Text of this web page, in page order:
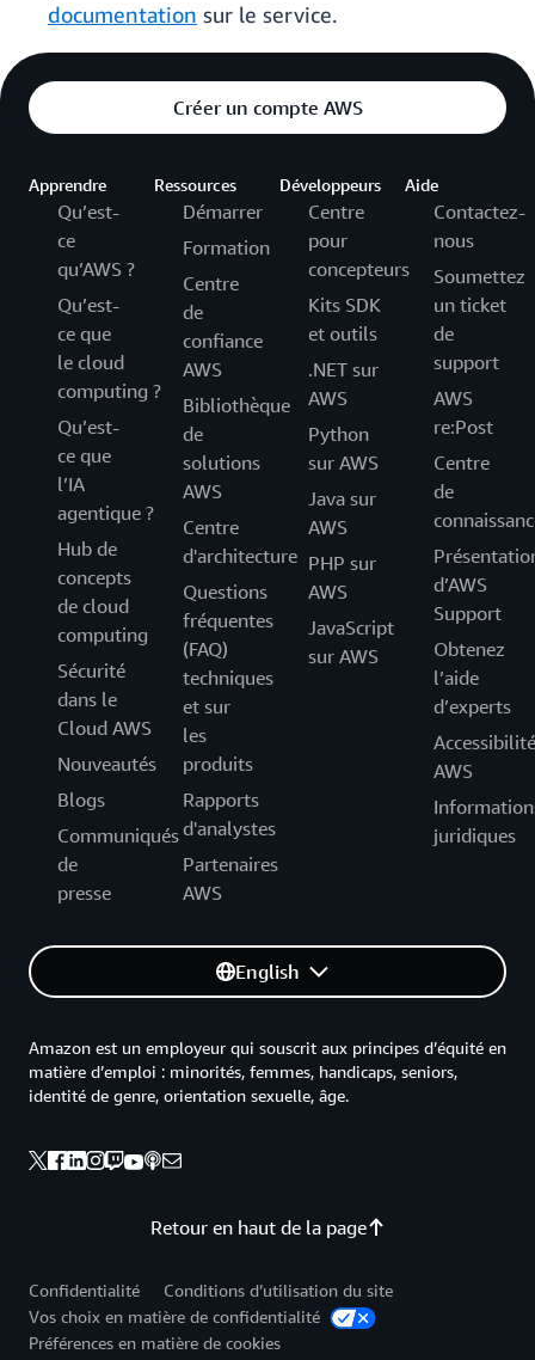
documentation sur le service.
Créer un compte AWS
Apprendre
Qu’est-
ce
qu’AWS ?
Qu’est-
ce que
le cloud
computing ?
Qu’est-
ce que
l’IA
agentique ?
Hub de
concepts
de cloud
computing
Sécurité
dans le
Cloud AWS
Nouveautés
Blogs
Communiqués
de
presse
Ressources
Démarrer
Formation
Centre
de
confiance
AWS
Bibliothèque
de
solutions
AWS
Centre
d'architecture
Questions
fréquentes
(FAQ)
techniques
et sur
les
produits
Rapports
d'analystes
Partenaires
AWS
Développeurs
Centre
pour
concepteurs
Kits SDK
et outils
.NET sur
AWS
Python
sur AWS
Java sur
AWS
PHP sur
AWS
JavaScript
sur AWS
Aide
Contactez-
nous
Soumettez
un ticket
de
support
AWS
re:Post
Centre
de
d’AWS
Support
Obtenez
l’aide
d’experts
Accessibilité
AWS
juridiques
English
Retour en haut de la page
Amazon est un employeur qui souscrit aux principes d’équité en
matière d’emploi : minorités, femmes, handicaps, seniors,
identité de genre, orientation sexuelle, âge.
Confidentialité
Conditions d’utilisation du site
Vos choix en matière de confidentialité
Préférences en matière de cookies